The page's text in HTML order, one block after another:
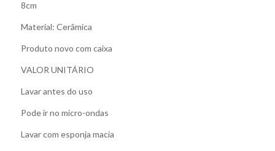
8cm
Material: Cerâmica
Produto novo com caixa
VALOR UNITÁRIO
Lavar antes do uso
Pode ir no micro-ondas
Lavar com esponja macia